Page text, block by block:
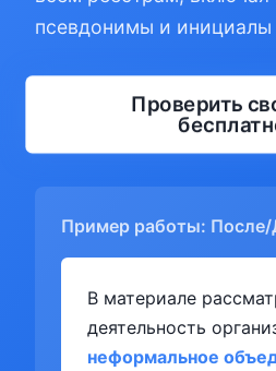
псевдонимы и инициалы
Проверить
Пример работы:
В материале
деятельность
неформальное